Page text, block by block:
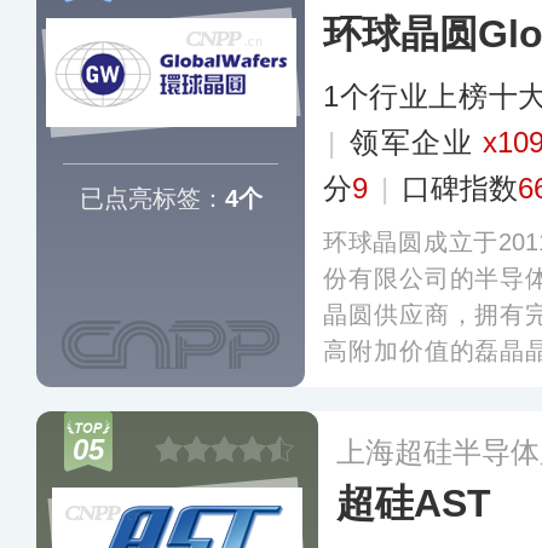
已点亮标签： 4个
环球晶圆
1个行业上榜十
| 领军企业
分9 | 口碑指数
环球晶圆成立于
份有限公司的半导
晶圆供应商，拥有
高附加价值的磊晶
大利、新加坡等国
05 上海超硅半导
超硅AST